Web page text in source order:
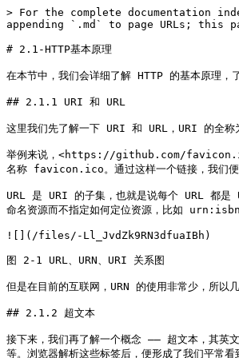
> For the complete documentation index, see [llms.txt](https://python3webspider.cuiqingcai.com/llms.txt). Markdown versions of documentation pages are available by appending `.md` to page URLs; this page is available as [Markdown](https://python3webspider.cuiqingcai.com/2.1http-ji-ben-yuan-li.md).

# 2.1-HTTP基本原理

在本节中，我们会详细了解 HTTP 的基本原理，了解在浏览器中敲入 URL 到获取网页内容之间发生了什么。了解了这些内容，有助于我们进一步了解爬虫的基本原理。

## 2.1.1 URI 和 URL

这里我们先了解一下 URI 和 URL，URI 的全称为 Uniform Resource Identifier，即统一资源标志符，URL 的全称为 Universal Resource Locator，即统一资源定位符。

举例来说，<https://github.com/favicon.ico>，它是一个 URL，也是一个 URI。即有这样的一个图标资源，我们用 URL/URI 来唯一指定了它的访问方式，这其中包括了访问协议 https、访问路径（即根目录）和资源名称 favicon.ico。通过这样一个链接，我们便可以从互联网上找到这个资源，这就是 URL/URI。

URL 是 URI 的子集，也就是说每个 URL 都是 URI，但不是每个 URI 都是 URL。那么，怎样的 URI 不是 URL 呢？URI 还包括一个子类叫作 URN，它的全称为 Universal Resource Name，即统一资源名称。URN 只命名资源而不指定如何定位资源，比如 urn:isbn:0451450523 指定了一本书的 ISBN，可以唯一标识这本书，但是没有指定到哪里定位这本书，这就是 URN。URL、URN 和 URI 的关系可以用图 2-1 表示。

![](/files/-Ll_JvdZk9RN3dfuaIBh)

图 2-1 URL、URN、URI 关系图

但是在目前的互联网，URN 的使用非常少，所以几乎所有的 URI 都是 URL，所以一般的网页链接我们可以称之为 URL，也可以称之为 URI，我个人习惯称之为 URL。

## 2.1.2 超文本

接下来，我们再了解一个概念 —— 超文本，其英文名称叫作 hypertext，我们在浏览器里看到的网页就是超文本解析而成的，其网页源代码是一系列 HTML 代码，里面包含了一系列标签，比如 img 显示图片，p 指定显示段落等。浏览器解析这些标签后，便形成了我们平常看到的网页，而网页的源代码 HTML 就可以称作超文本。

例如，我们在 Chrome 浏览器里面打开任意一个页面，如淘宝首页，右击任一地方并选择 “检查” 项（或者直接按快捷键 F12），即可打开浏览器的开发者工具，这时在 Elements 选项卡即可看到当前网页的源代码，这些源代码都是超文本，如图 2-2 所示。

![](/files/-Ll_JvdaQqHo4c3KYp94)

图 2-2 源代码

## 2.1.3 HTTP 和 HTTPS

在淘宝的首页 <https://www.taobao.com/>，中，URL 的开头会有 http 或 https，这个就是访问资源需要的协议类型，有时我们还会看到 ftp、sftp、smb 开头的 URL，那么这里的 ftp、sftp、smb 都是指的协议类型。在爬虫中，我们抓取的页面通常就是 http 或 https 协议的，我们在这里首先来了解一下这两个协议的含义。

HTTP 的全称是 Hyper Text Transfer Protocol，中文名叫做超文本传输协议，HTTP 协议是用于从网络传输超文本数据到本地浏览器的传送协议，它能保证传送高效而准确地传送超文本文档。HTTP 由万维网协会（World Wide Web Consortium）和 Internet 工作小组 IETF（Internet Engineering Task Force）共同合作制定的规范，目前广泛使用的是 HTTP 1.1 版本。

HTTPS 的全称是 Hyper Text Transfer Protocol over Secure Socket Layer，是以安全为目标的 HTTP 通道，简单讲是 HTTP 的安全版，即 HTTP 下加入 SSL 层，简称为 HTTPS。

HTTPS 的安全基础是 SSL，因此通过它传输的内容都是经过 SSL 加密的，它的主要作用可以分为两种：

* 是建立一个信息安全通道，来保证数据传输的安全。
* 确认网站的真实性，凡是使用了